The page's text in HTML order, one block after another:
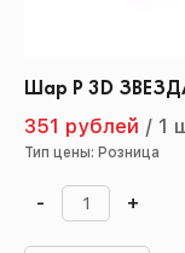
Шар Р 3D
351 рублей / 1
Тип цены: Розница
- +